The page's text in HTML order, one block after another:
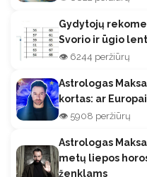
Gydytojų
Svorio ir ūgio
👁️ 6244 peržiūrų
Astrologas
kortas: ar
👁️ 5908 peržiūrų
Astrologas
metų liepos
ženklams